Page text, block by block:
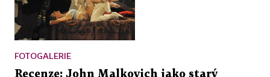
FOTOGALERIE
Recenze: John Malkovich jako starý